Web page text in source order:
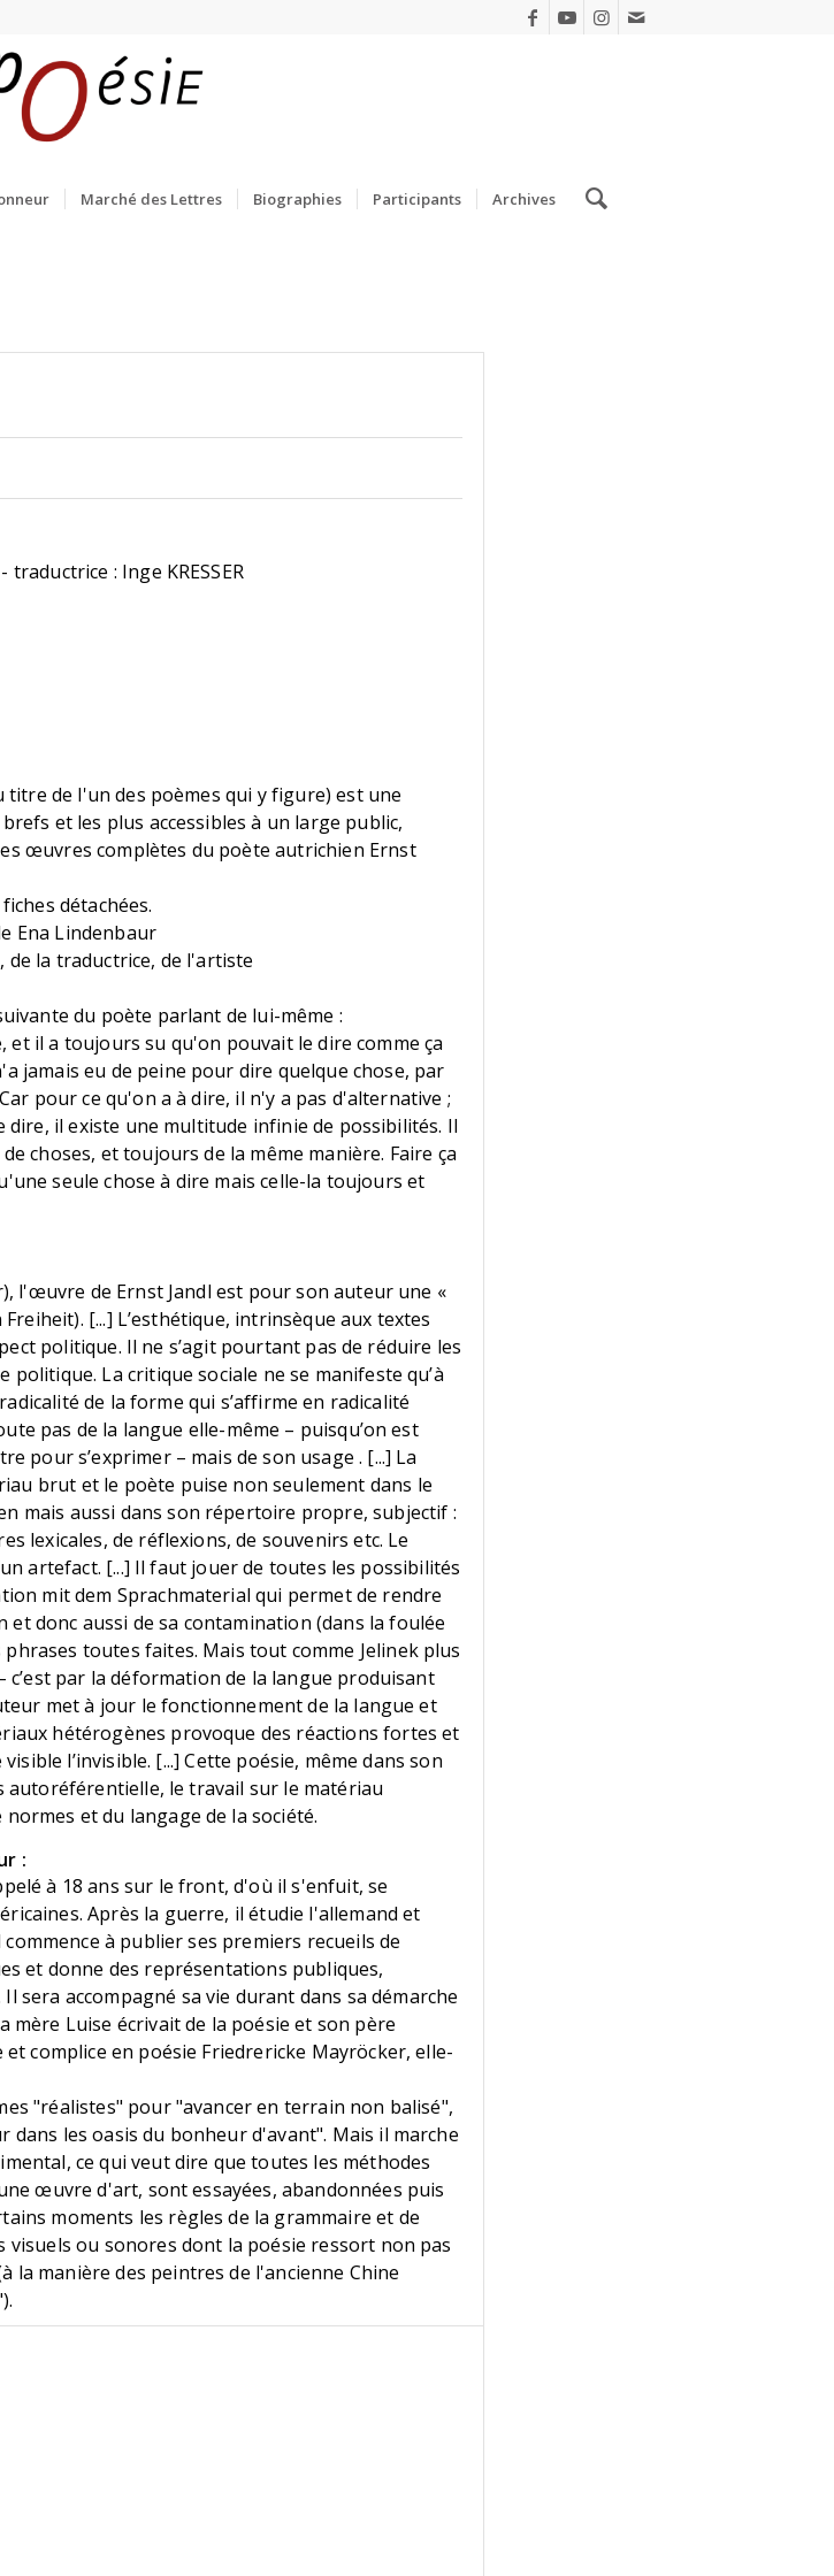
Marché des Lettres Biographies Participants Archives
: Inge KRESSER
de l'un des poèmes qui y figure) est une
et les plus accessibles à un large public,
œuvres complètes du poète autrichien Ernst
détachées.
Ena Lindenbaur
la traductrice, de l'artiste
du poète parlant de lui-même :
et il a toujours su qu'on pouvait le dire comme ça
jamais eu de peine pour dire quelque chose, par
pour ce qu'on a à dire, il n'y a pas d'alternative ;
dire, il existe une multitude infinie de possibilités. Il
choses, et toujours de la même manière. Faire ça
seule chose à dire mais celle-la toujours et
l'œuvre de Ernst Jandl est pour son auteur une «
[...] L’esthétique, intrinsèque aux textes
politique. Il ne s’agit pourtant pas de réduire les
La critique sociale ne se manifeste qu’à
de la forme qui s’affirme en radicalité
pas de la langue elle-même – puisqu’on est
pour s’exprimer – mais de son usage . [...] La
brut et le poète puise non seulement dans le
mais aussi dans son répertoire propre, subjectif :
lexicales, de réflexions, de souvenirs etc. Le
artefact. [...] Il faut jouer de toutes les possibilités
mit dem Sprachmaterial qui permet de rendre
donc aussi de sa contamination (dans la foulée
toutes faites. Mais tout comme Jelinek plus
c’est par la déformation de la langue produisant
met à jour le fonctionnement de la langue et
hétérogènes provoque des réactions fortes et
l’invisible. [...] Cette poésie, même dans son
autoréférentielle, le travail sur le matériau
et du langage de la société.
:
à 18 ans sur le front, d'où il s'enfuit, se
Après la guerre, il étudie l'allemand et
à publier ses premiers recueils de
et donne des représentations publiques,
sera accompagné sa vie durant dans sa démarche
mère Luise écrivait de la poésie et son père
complice en poésie Friedrericke Mayröcker, elle-
"réalistes" pour "avancer en terrain non balisé",
dans les oasis du bonheur d'avant". Mais il marche
ce qui veut dire que toutes les méthodes
œuvre d'art, sont essayées, abandonnées puis
moments les règles de la grammaire et de
ou sonores dont la poésie ressort non pas
la manière des peintres de l'ancienne Chine